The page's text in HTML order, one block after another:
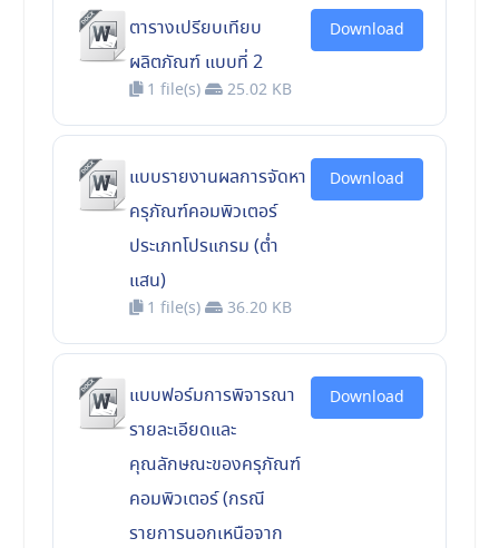
ตารางเปรียบเทียบ
ผลิตภัณฑ์ แบบที่ 2
1 file(s) 25.02 KB
Download
แบบรายงานผลการจัดหา
ครุภัณฑ์คอมพิวเตอร์
ประเภทโปรแกรม (ต่ำ
แสน)
1 file(s) 36.20 KB
Download
แบบฟอร์มการพิจารณา
รายละเอียดและ
คุณลักษณะของครุภัณฑ์
คอมพิวเตอร์ (กรณี
รายการนอกเหนือจาก
Download